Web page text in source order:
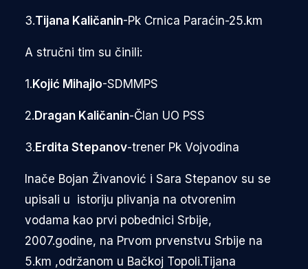
3.Tijana Kaličanin-Pk Crnica Paraćin-25.km
A stručni tim su činili:
1. Kojić Mihajlo-SDMMPS
2. Dragan Kaličanin-Član UO PSS
3. Erdita Stepanov-trener Pk Vojvodina
Inače Bojan Živanović i Sara Stepanov su se
upisali u istoriju plivanja na otvorenim
vodama kao prvi pobednici Srbije,
2007.godine, na Prvom prvenstvu Srbije na
5.km ,održanom u Bačkoj Topoli.Tijana